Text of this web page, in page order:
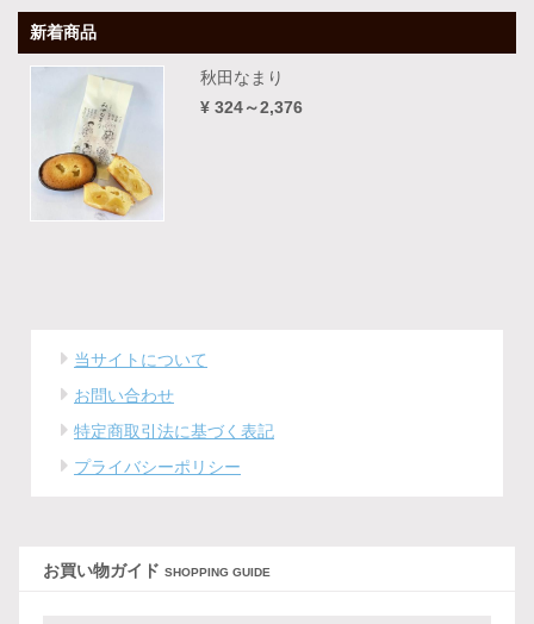
新着商品
秋田なまり
¥ 324～2,376
当サイトについて
お問い合わせ
特定商取引法に基づく表記
プライバシーポリシー
お買い物ガイド SHOPPING GUIDE